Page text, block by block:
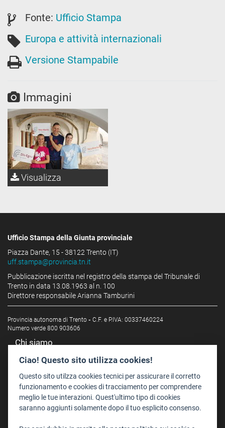
Fonte: Ufficio Stampa
Europa e attività internazionali
Versione Stampabile
Immagini
Visualizza
Ufficio Stampa della Giunta provinciale
Piazza Dante, 15 - 38122 Trento (IT)
uff.stampa@provincia.tn.it
Pubblicazione iscritta nel registro della stampa del Tribunale di
Trento in data 13.08.1963 al n. 100
Direttore responsabile Arianna Tamburini
Provincia autonoma di Trento - C.F. e P.IVA: 00337460224
Numero verde 800 903606
Chi siamo
Redazione
Staff
Format - Centro Audiovisivi
Trentino Film Commission
Ciao! Questo sito utilizza cookies!
Questo sito utilzza cookies tecnici per assicurare il corretto
funzionamento e cookies di tracciamento per comprendere
meglio le tue interazioni. Quest'ultimo tipo di cookies
saranno aggiunti solamente dopo il tuo esplicito consenso.